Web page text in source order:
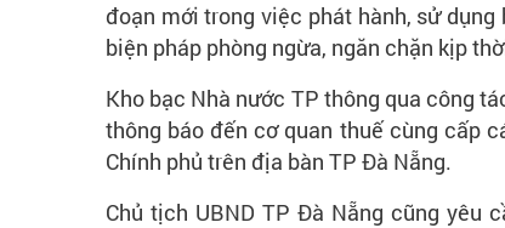
đoạn mới trong việc phát hành, sử
biện pháp phòng ngừa, ngăn chặn kịp
Kho bạc Nhà nước TP thông qua công
thông báo đến cơ quan thuế cùng cấp
Chính phủ trên địa bàn TP Đà Nẵng.
Chủ tịch UBND TP Đà Nẵng cũng yêu